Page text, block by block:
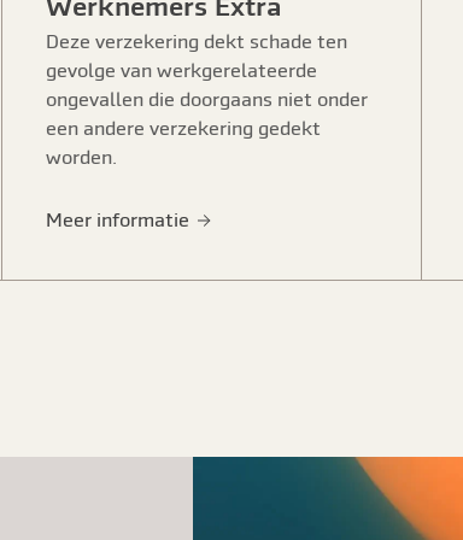
Deze verzekering dekt schade ten
gevolge van werkgerelateerde
ongevallen die doorgaans niet onder
een andere verzekering gedekt
worden.
Meer informatie